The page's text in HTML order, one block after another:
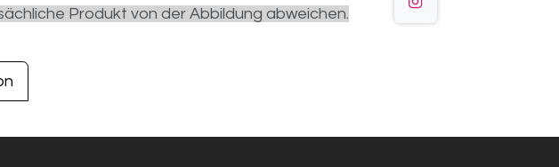
Produkt von der Abbildung abweichen.